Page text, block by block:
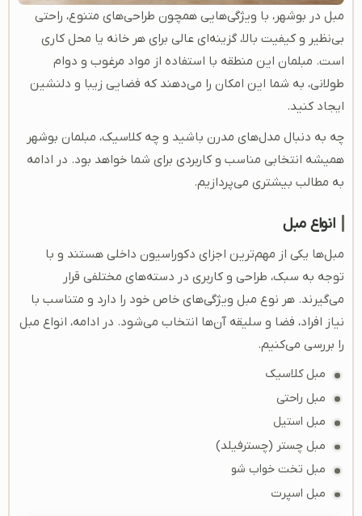
مبل در بوشهر، با ویژگی‌هایی همچون طراحی‌های متنوع، راحتی
بی‌نظیر و کیفیت بالا، گزینه‌ای عالی برای هر خانه یا محل کاری
است. مبلمان این منطقه با استفاده از مواد مرغوب و دوام
طولانی، به شما این امکان را می‌دهند که فضایی زیبا و دلنشین
ایجاد کنید.
چه به دنبال مدل‌های مدرن باشید و چه کلاسیک، مبلمان بوشهر
همیشه انتخابی مناسب و کاربردی برای شما خواهد بود. در ادامه
به مطالب بیشتری می‌پردازیم.
انواع مبل
مبل‌ها یکی از مهم‌ترین اجزای دکوراسیون داخلی هستند و با
توجه به سبک، طراحی و کاربری‌ در دسته‌های مختلفی قرار
می‌گیرند. هر نوع مبل ویژگی‌های خاص خود را دارد و متناسب با
نیاز افراد، فضا و سلیقه‌ آن‌ها انتخاب می‌شود. در ادامه، انواع مبل
را بررسی می‌کنیم.
مبل کلاسیک
مبل راحتی
مبل استیل
مبل چستر (چسترفیلد)
مبل تخت خواب شو
مبل اسپرت